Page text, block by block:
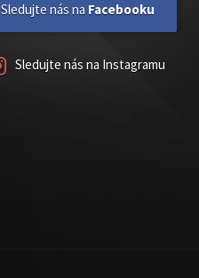
Sledujte nás na Facebooku
Sledujte nás na Instagramu